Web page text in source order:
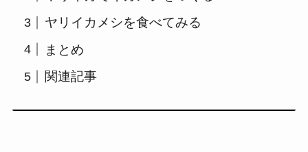
ヤリイカメシを食べてみる
まとめ
関連記事